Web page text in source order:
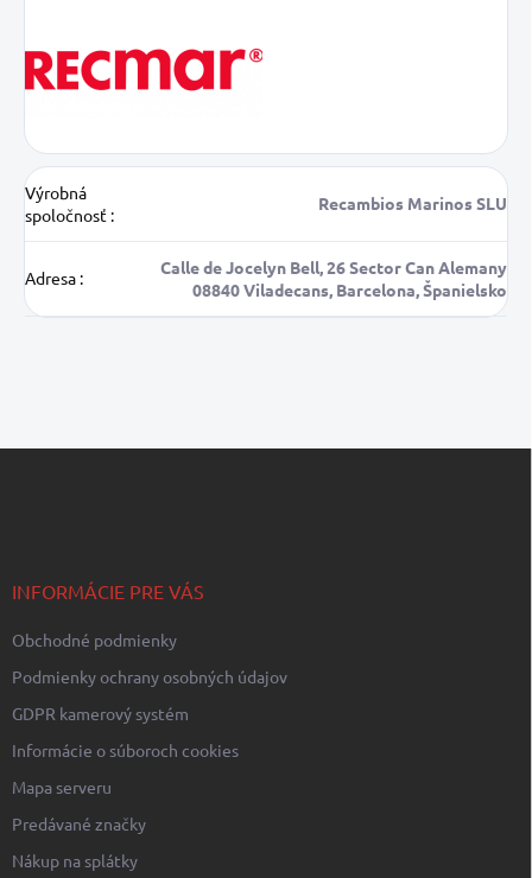
Výrobná
spoločnosť :
Recambios Marinos SLU
Adresa :
Calle de Jocelyn Bell, 26 Sector Can Alemany
08840 Viladecans, Barcelona, Španielsko
INFORMÁCIE PRE VÁS
Obchodné podmienky
Podmienky ochrany osobných údajov
GDPR kamerový systém
Informácie o súboroch cookies
Mapa serveru
Predávané značky
Nákup na splátky